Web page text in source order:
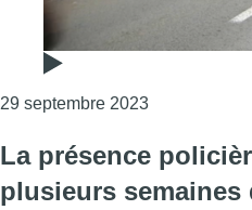
29 septembre 2023Consulter
La présence
plusieurs semaines